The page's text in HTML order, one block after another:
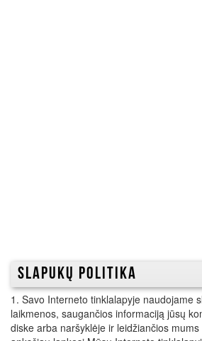
SLAPUKŲ POLITIKA
1. Savo Interneto tinklalapyje naudojame
laikmenos, saugančios informaciją jūsų
diske arba naršyklėje ir leidžiančios